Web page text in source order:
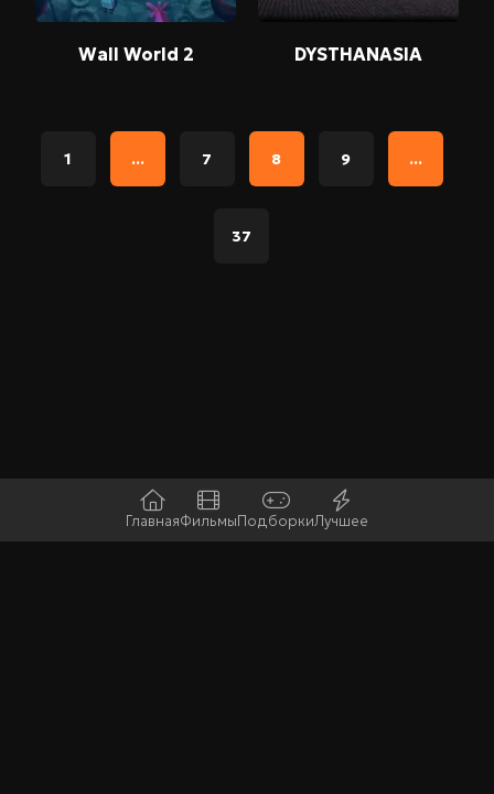
ГлавнаяФильмыПодборкиЛучшее
Wall World 2 DYSTHANASIA
1 ... 7 8 9 ...
37